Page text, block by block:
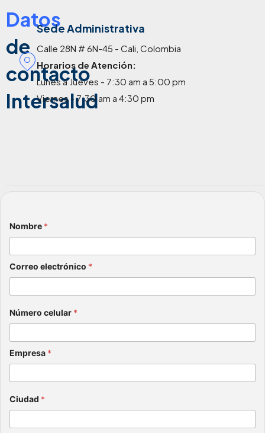
Datos
de
contacto
Intersalud
Sede Administrativa
Calle 28N # 6N-45 - Cali, Colombia
Horarios de Atención:
Lunes a Jueves - 7:30 am a 5:00 pm
Viernes - 7:30 am a 4:30 pm
Nombre *
Correo electrónico *
Número celular *
Empresa *
Ciudad *